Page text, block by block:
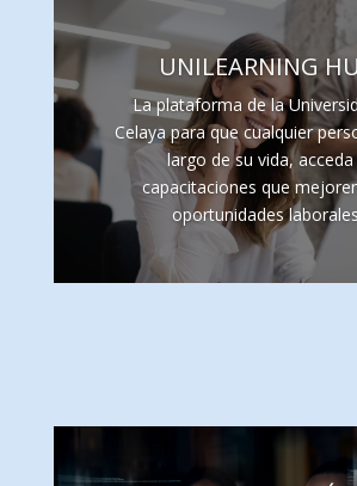
UNILEARNING
La plataforma de la
Celaya para que cualquier
largo de su vida, acceda
capacitaciones que
oportunidades